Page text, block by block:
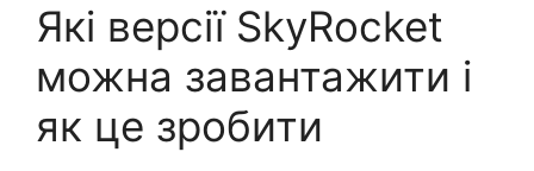
Які версії SkyRocket
можна завантажити і
як це зробити